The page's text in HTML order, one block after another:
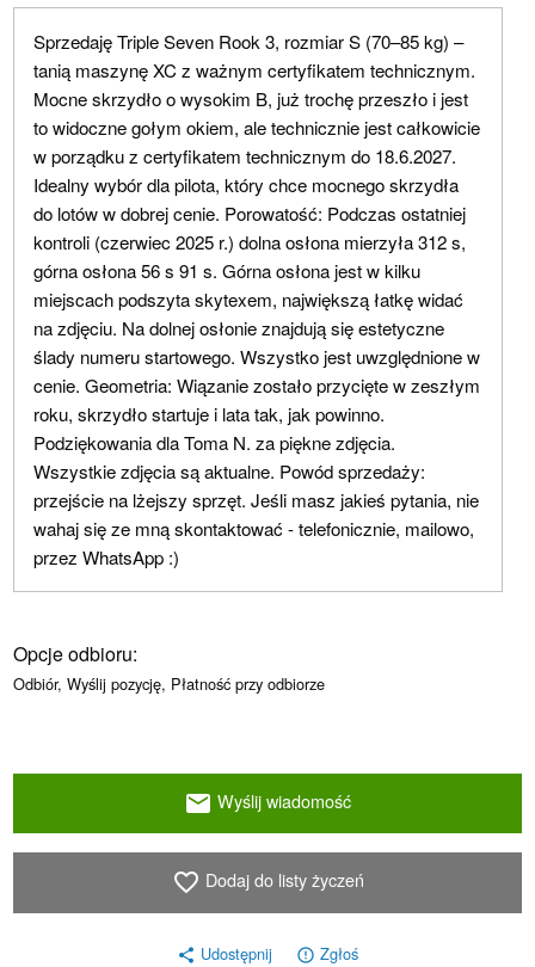
Sprzedaję Triple Seven Rook 3, rozmiar S (70–85 kg) –
tanią maszynę XC z ważnym certyfikatem technicznym.
Mocne skrzydło o wysokim B, już trochę przeszło i jest
to widoczne gołym okiem, ale technicznie jest całkowicie
w porządku z certyfikatem technicznym do 18.6.2027.
Idealny wybór dla pilota, który chce mocnego skrzydła
do lotów w dobrej cenie. Porowatość: Podczas ostatniej
kontroli (czerwiec 2025 r.) dolna osłona mierzyła 312 s,
górna osłona 56 s 91 s. Górna osłona jest w kilku
miejscach podszyta skytexem, największą łatkę widać
na zdjęciu. Na dolnej osłonie znajdują się estetyczne
ślady numeru startowego. Wszystko jest uwzględnione w
cenie. Geometria: Wiązanie zostało przycięte w zeszłym
roku, skrzydło startuje i lata tak, jak powinno.
Podziękowania dla Toma N. za piękne zdjęcia.
Wszystkie zdjęcia są aktualne. Powód sprzedaży:
przejście na lżejszy sprzęt. Jeśli masz jakieś pytania, nie
wahaj się ze mną skontaktować - telefonicznie, mailowo,
przez WhatsApp :)
Opcje odbioru:
Odbiór, Wyślij pozycję, Płatność przy odbiorze
email Wyślij wiadomość
favorite_border Dodaj do listy życzeń
share Udostępnij error_outline Zgłoś